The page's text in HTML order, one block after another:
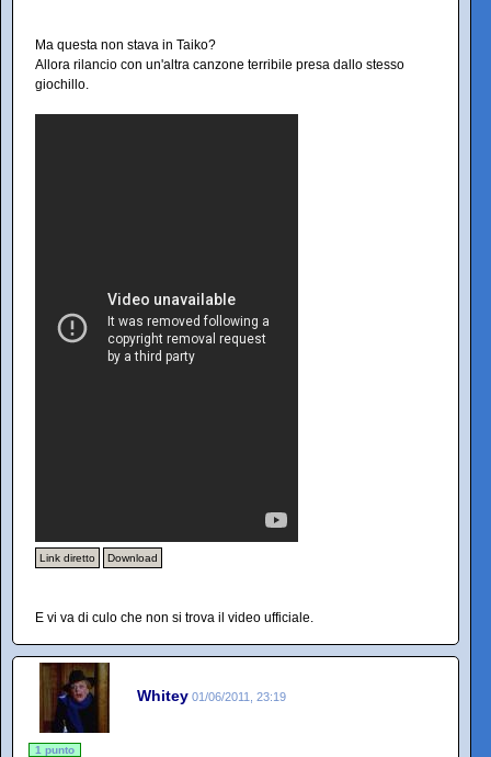
Ma questa non stava in Taiko?
Allora rilancio con un'altra canzone terribile presa dallo stesso
giochillo.
Link diretto Download
E vi va di culo che non si trova il video ufficiale.
Whitey 01/06/2011, 23:19
1 punto